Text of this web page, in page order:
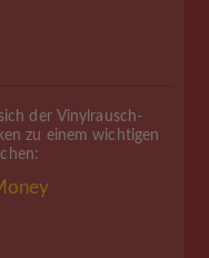
der Vinylrausch-
zu einem wichtigen